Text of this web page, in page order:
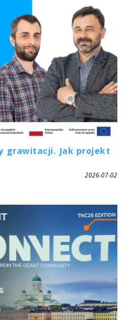
grawitacji. Jak projekt
2026-07-02